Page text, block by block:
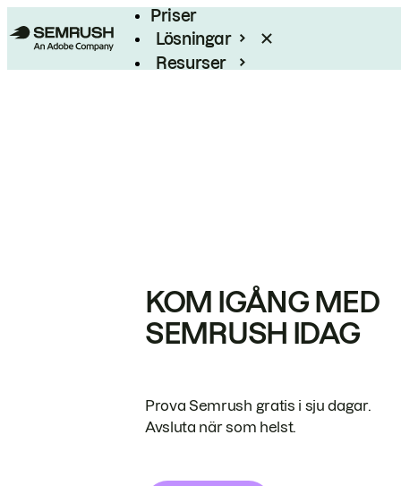
Priser
Lösningar
Resurser
KOM IGÅNG MED
SEMRUSH IDAG
Prova Semrush gratis i sju dagar.
Avsluta när som helst.